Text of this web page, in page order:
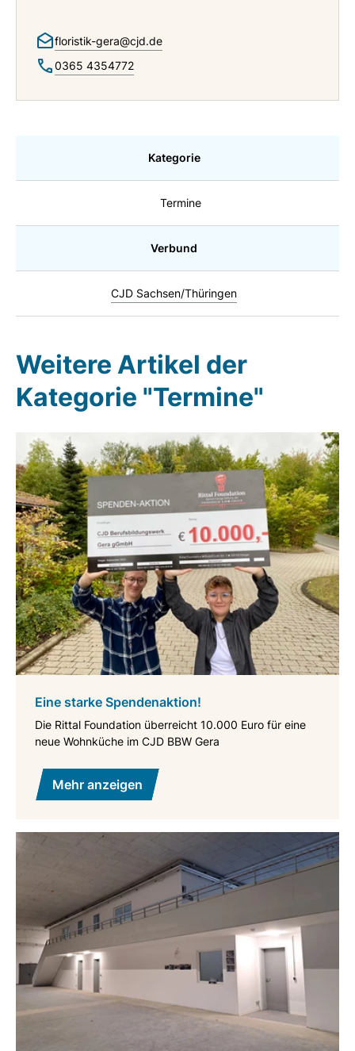
floristik-gera@cjd.de
0365 4354772
Kategorie
Termine
Verbund
CJD Sachsen/Thüringen
Weitere Artikel der
Kategorie "Termine"
Eine starke Spendenaktion!
Die Rittal Foundation überreicht 10.000 Euro für eine
neue Wohnküche im CJD BBW Gera
Mehr anzeigen